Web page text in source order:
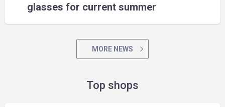
glasses for current summer
MORE NEWS
Top shops